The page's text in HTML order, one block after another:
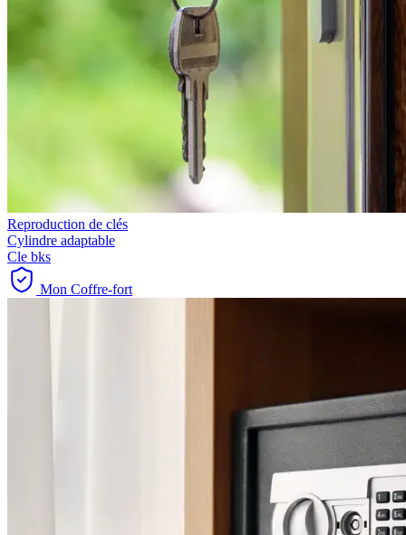
Reproduction de clés
Cylindre adaptable
Cle bks
Mon Coffre-fort